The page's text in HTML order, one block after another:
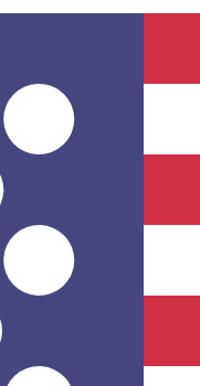
Wir schlagen